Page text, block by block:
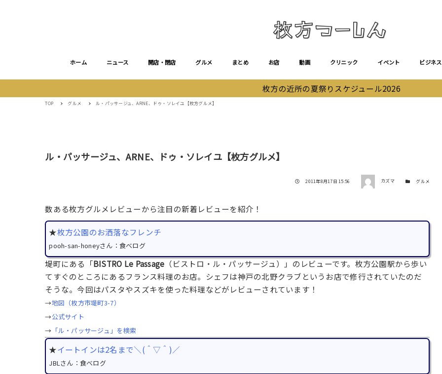
ホーム ニュース 開店・閉店 グルメ まとめ お店 動画 クリニック イベント ビジネス
枚方の近所の夏祭りスケジュール2026
TOP グルメ ル・パッサージュ、ARNE、ドゥ・ソレイユ【枚方グルメ】
ル・パッサージュ、ARNE、ドゥ・ソレイユ【枚方グルメ】
投稿日
2011年8月17日 15:56 著者 カズマ カテゴリー
グルメ
数ある枚方グルメレビューから注目の新着レビューを紹介！
★枚方公園のお洒落なフレンチ
pooh-san-honeyさん：食べログ
堤町にある「BISTRO Le Passage （ビストロ・ル・パッサージュ）」のレビューです。枚方公園駅から歩い
てすぐのところにあるフランス料理のお店。シェフは神戸の北野クラブというお店で修行されていたのだ
そうな。今回はパスタやスズキを使った料理などがレビューされています！
→地図（枚方市堤町3-7）
→公式サイト
→ 「ル・パッサージュ」を検索
★イートインは2名まで＼(＾▽＾)／
JBLさん：食べログ